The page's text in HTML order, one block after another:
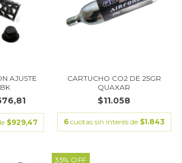
AJUSTE
$929,47
CARTUCHO CO2 DE 25GR
QUAXAR
$11.058
6 cuotas sin interés de $1.843
35% OFF